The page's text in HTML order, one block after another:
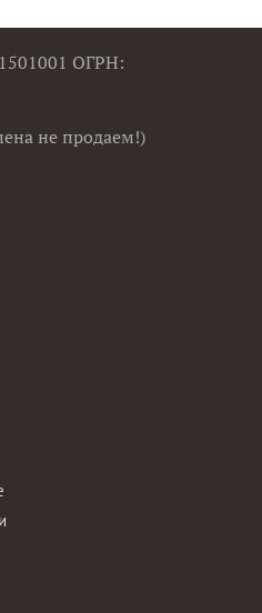
ОГРН:
не продаем!)